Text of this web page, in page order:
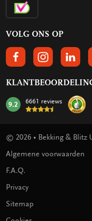
VOLG ONS OP
VOLGS ONS OP
VOLG ONSVOLG
mark:
9.2 6661 reviews
© 2026 • Bekking & Blitz
Algemene voorwaarden
F.A.Q.
Privacy
Sitemap